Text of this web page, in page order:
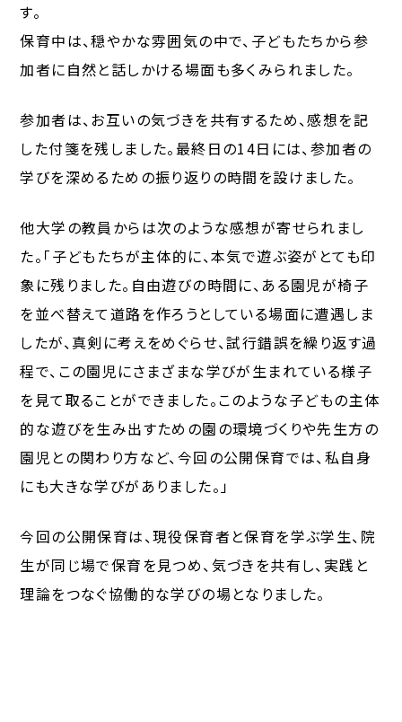
す。
保育中は、穏やかな雰囲気の中で、子どもたちから参
加者に自然と話しかける場面も多くみられました。
参加者は、お互いの気づきを共有するため、感想を記
した付箋を残しました。最終日の14日には、参加者の
学びを深めるための振り返りの時間を設けました。
他大学の教員からは次のような感想が寄せられまし
た。「子どもたちが主体的に、本気で遊ぶ姿がとても印
象に残りました。自由遊びの時間に、ある園児が椅子
を並べ替えて道路を作ろうとしている場面に遭遇しま
したが、真剣に考えをめぐらせ、試行錯誤を繰り返す過
程で、この園児にさまざまな学びが生まれている様子
を見て取ることができました。このような子どもの主体
的な遊びを生み出すための園の環境づくりや先生方の
園児との関わり方など、今回の公開保育では、私自身
にも大きな学びがありました。」
今回の公開保育は、現役保育者と保育を学ぶ学生、院
生が同じ場で保育を見つめ、気づきを共有し、実践と
理論をつなぐ協働的な学びの場となりました。